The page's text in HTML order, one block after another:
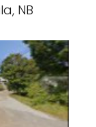
NB